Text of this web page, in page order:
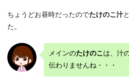
ちょうどお昼時だったのでたけのこ汁と
た。
メインのたけのこ は、汁
伝わりませんね・・・